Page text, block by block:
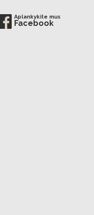
Aplankykite mus
Facebook